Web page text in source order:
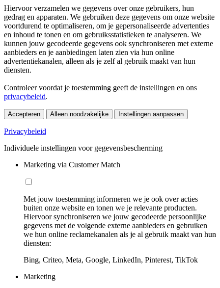
Hiervoor verzamelen we gegevens over onze gebruikers, hun
gedrag en apparaten. We gebruiken deze gegevens om onze website
voortdurend te optimaliseren, om je gepersonaliseerde advertenties
en inhoud te tonen en om gebruiksstatistieken te analyseren. We
kunnen jouw gecodeerde gegevens ook synchroniseren met externe
aanbieders en je aanbiedingen laten zien via hun online
advertentiekanalen, alleen als je zelf al gebruik maakt van hun
diensten.
Controleer voordat je toestemming geeft de instellingen en ons
privacybeleid.
Accepteren Alleen noodzakelijke Instellingen aanpassen
Privacybeleid
Individuele instellingen voor gegevensbescherming
Marketing via Customer Match
Met jouw toestemming informeren we je ook over acties
buiten onze website en tonen we je relevante producten.
Hiervoor synchroniseren we jouw gecodeerde persoonlijke
gegevens met de volgende externe aanbieders en gebruiken
we hun online reclamekanalen als je al gebruik maakt van hun
diensten:
Bing, Criteo, Meta, Google, LinkedIn, Pinterest, TikTok
Marketing